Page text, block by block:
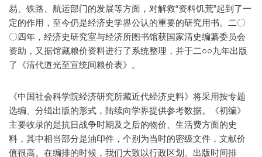
易、铁路、航运部门的发展等方面，对解救“资料饥荒”起到了一
定的作用，至今仍是经济史学界公认的重要的研究用书。二〇
〇四年，经济史研究室与经济所图书馆获国家清史编纂委员会
资助，又据馆藏粮价资料进行了系统整理，并于二○○九年出版
了《清代道光至宣统间粮价表》。
《中国社会科学院经济研究所藏近代经济史料》将采用按专题
选编、分辑出版的形式，陆续向学界提供参考数据。《初编》
主要收录的是抗日战争时期及之后的物价、生活费方面的史
料，其中相当部分是油印件，个别为当时的密级文件，文献价
值很高。在编排的时候，我们大致以行政区划、出版时间排